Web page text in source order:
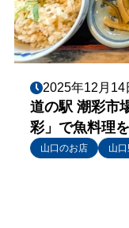
2025年12月14
道の駅 潮彩市
彩」で魚料理
山口のお店 山